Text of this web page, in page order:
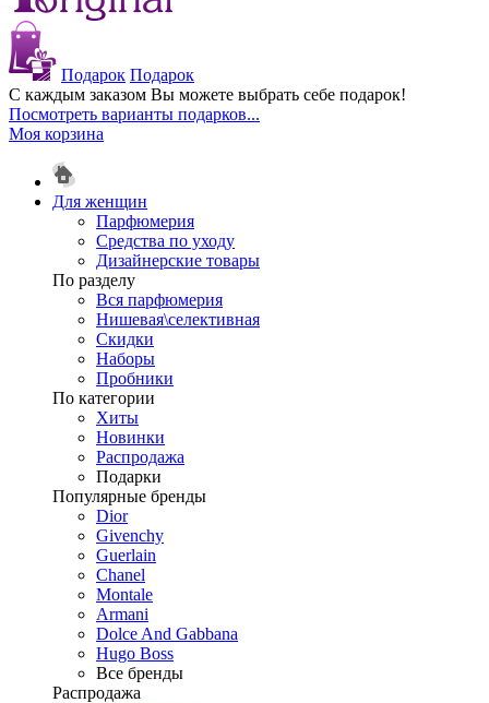
Подарок Подарок
С каждым заказом Вы можете выбрать себе подарок!
Посмотреть варианты подарков...
Моя корзина
Для женщин
Парфюмерия
Средства по уходу
Дизайнерские товары
По разделу
Вся парфюмерия
Нишевая\селективная
Скидки
Наборы
Пробники
По категории
Хиты
Новинки
Распродажа
Подарки
Популярные бренды
Dior
Givenchy
Guerlain
Chanel
Montale
Armani
Dolce And Gabbana
Hugo Boss
Все бренды
Распродажа